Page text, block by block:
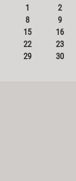
1
2
8
9
15
16
22
23
29
30